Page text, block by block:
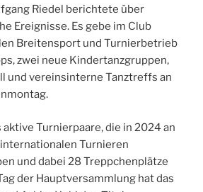
Riedel berichtete über
Ereignisse. Es gebe im Club
Breitensport und Turnierbetrieb
zwei neue Kindertanzgruppen,
und vereinsinterne Tanztreffs an
aktive Turnierpaare, die in 2024 an
Turnieren
und dabei 28 Treppchenplätze
der Hauptversammlung hat das